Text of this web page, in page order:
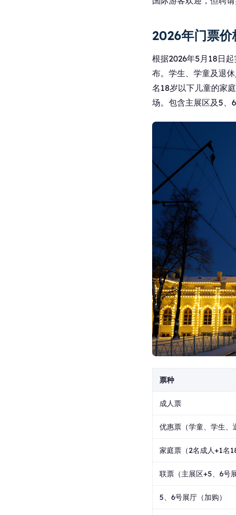
2026年门票价
根据2026年5月18日
布。学生、学童及退
名18岁以下儿童的家
场。包含主展区及5、
票种
成人票
优惠票（学童、学生、
家庭票（2名成人+1名
联票（主展区+5、6号展
5、6号展厅（加购）